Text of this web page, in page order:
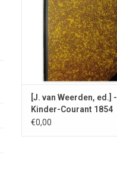
[J. van Weerden, ed.] -
Kinder-Courant 1854
€0,00